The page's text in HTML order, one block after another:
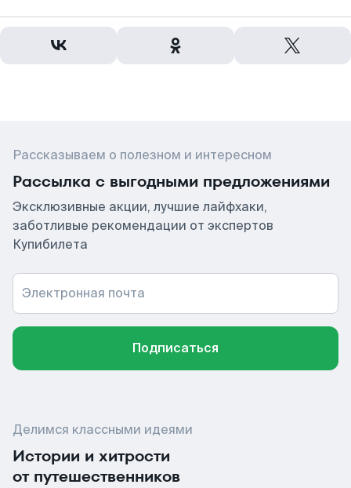
Рассказываем о полезном и интересном
Рассылка с выгодными предложениями
Эксклюзивные акции, лучшие лайфхаки,
заботливые рекомендации от экспертов
Купибилета
Электронная почта
Подписаться
Делимся классными идеями
Истории и хитрости
от путешественников